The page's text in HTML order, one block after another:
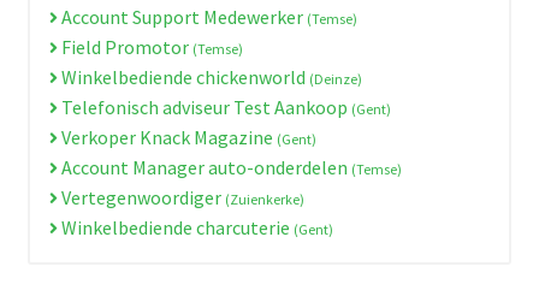
Account Support Medewerker (Temse)
Field Promotor (Temse)
Winkelbediende chickenworld (Deinze)
Telefonisch adviseur Test Aankoop (Gent)
Verkoper Knack Magazine (Gent)
Account Manager auto-onderdelen (Temse)
Vertegenwoordiger (Zuienkerke)
Winkelbediende charcuterie (Gent)